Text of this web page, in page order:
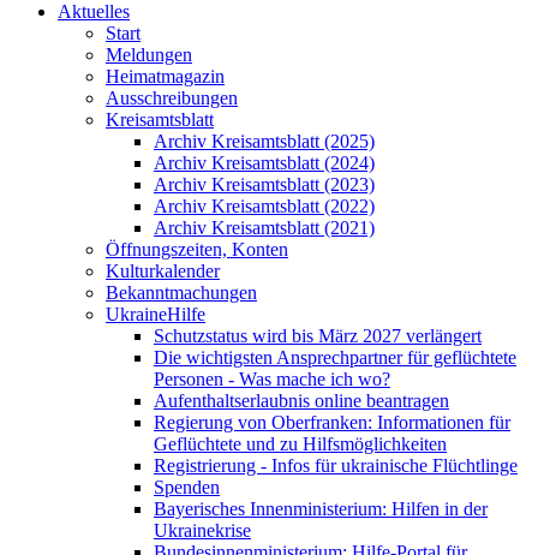
Aktuelles
Start
Meldungen
Heimatmagazin
Ausschreibungen
Kreisamtsblatt
Archiv Kreisamtsblatt (2025)
Archiv Kreisamtsblatt (2024)
Archiv Kreisamtsblatt (2023)
Archiv Kreisamtsblatt (2022)
Archiv Kreisamtsblatt (2021)
Öffnungszeiten, Konten
Kulturkalender
Bekanntmachungen
UkraineHilfe
Schutzstatus wird bis März 2027 verlängert
Die wichtigsten Ansprechpartner für geflüchtete
Personen - Was mache ich wo?
Aufenthaltserlaubnis online beantragen
Regierung von Oberfranken: Informationen für
Geflüchtete und zu Hilfsmöglichkeiten
Registrierung - Infos für ukrainische Flüchtlinge
Spenden
Bayerisches Innenministerium: Hilfen in der
Ukrainekrise